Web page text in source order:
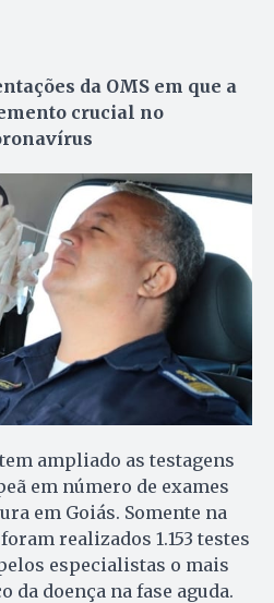
da OMS em que a
crucial no
ampliado as testagens
em número de exames
em Goiás. Somente na
realizados 1.153 testes
especialistas o mais
da doença na fase aguda.